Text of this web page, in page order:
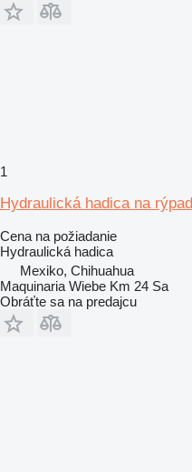
1
Hydraulická hadica na
Cena na požiadanie
Hydraulická hadica
Mexiko, Chihuahua
Maquinaria Wiebe Km 24 Sa
Obráťte sa na predajcu